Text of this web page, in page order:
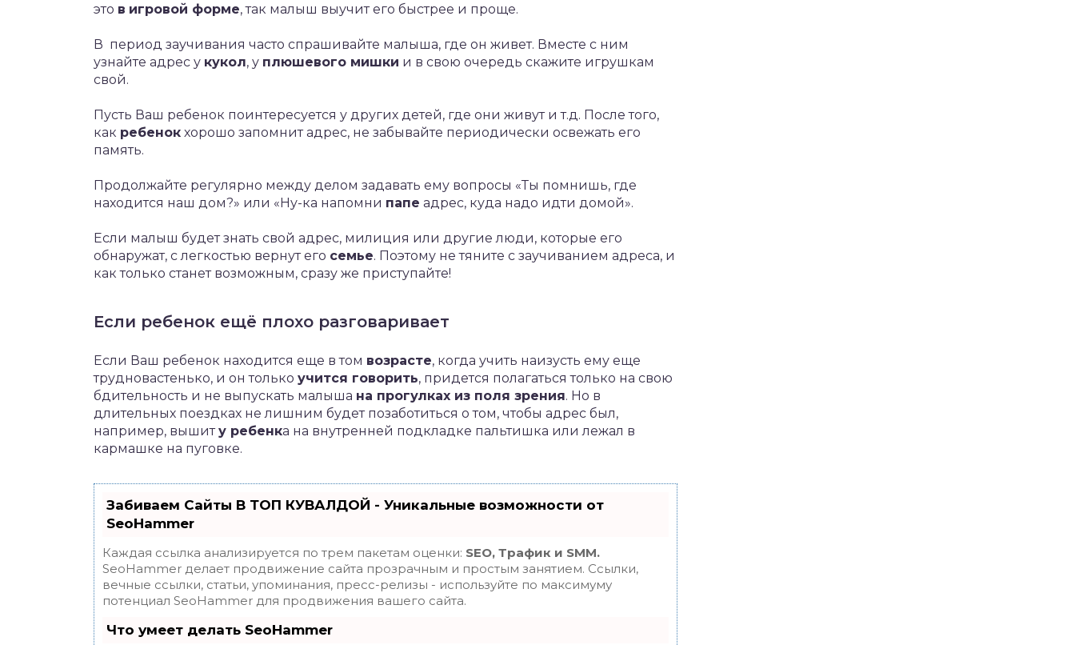
это в игровой форме, так малыш выучит его быстрее и проще.
В период заучивания часто спрашивайте малыша, где он живет. Вместе с ним
узнайте адрес у кукол, у плюшевого мишки и в свою очередь скажите игрушкам
свой.
Пусть Ваш ребенок поинтересуется у других детей, где они живут и т.д. После того,
как ребенок хорошо запомнит адрес, не забывайте периодически освежать его
память.
Продолжайте регулярно между делом задавать ему вопросы «Ты помнишь, где
находится наш дом?» или «Ну-ка напомни папе адрес, куда надо идти домой».
Если малыш будет знать свой адрес, милиция или другие люди, которые его
обнаружат, с легкостью вернут его семье. Поэтому не тяните с заучиванием адреса, и
как только станет возможным, сразу же приступайте!
Если ребенок ещё плохо разговаривает
Если Ваш ребенок находится еще в том возрасте, когда учить наизусть ему еще
трудновастенько, и он только учится говорить, придется полагаться только на свою
бдительность и не выпускать малыша на прогулках из поля зрения. Но в
длительных поездках не лишним будет позаботиться о том, чтобы адрес был,
например, вышиту ребенка на внутренней подкладке пальтишка или лежал в
кармашке на пуговке.
Забиваем Сайты В ТОП КУВАЛДОЙ - Уникальные возможности от
SeoHammer
Каждая ссылка анализируется по трем пакетам оценки: SEO, Трафик и SMM.
SeoHammer делает продвижение сайта прозрачным и простым занятием. Ссылки,
вечные ссылки, статьи, упоминания, пресс-релизы - используйте по максимуму
потенциал SeoHammer для продвижения вашего сайта.
Что умеет делать SeoHammer